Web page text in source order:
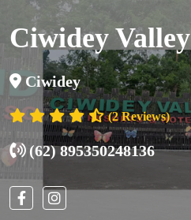
Ciwidey Valley
Ciwidey
(2 Reviews)
(62) 895350248136